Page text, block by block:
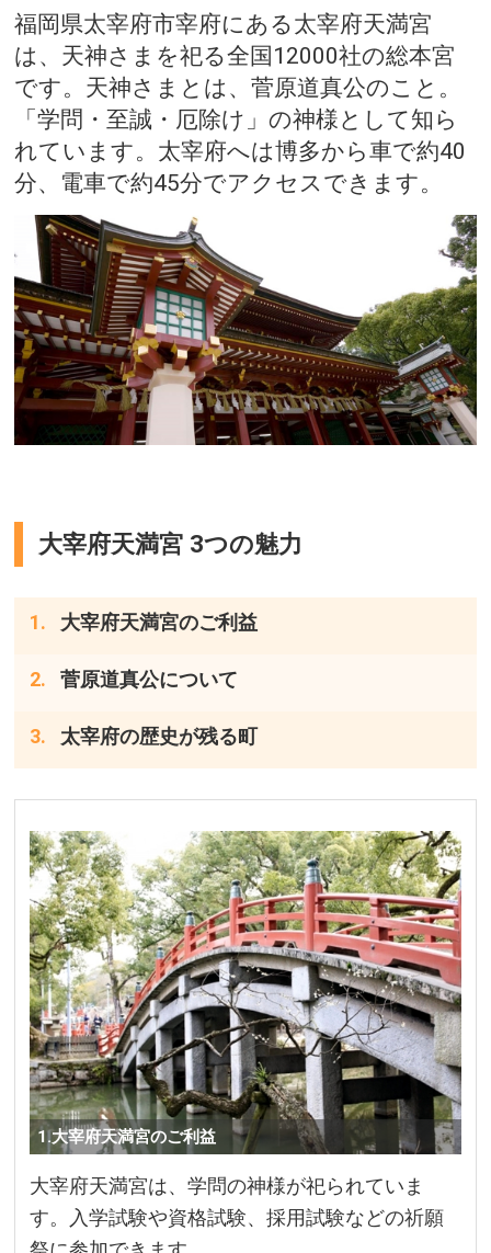
福岡県太宰府市宰府にある太宰府天満宮
は、天神さまを祀る全国12000社の総本宮
です。天神さまとは、菅原道真公のこと。
「学問・至誠・厄除け」の神様として知ら
れています。太宰府へは博多から車で約40
分、電車で約45分でアクセスできます。
大宰府天満宮 3つの魅力
大宰府天満宮のご利益
菅原道真公について
太宰府の歴史が残る町
1.大宰府天満宮のご利益
大宰府天満宮は、学問の神様が祀られていま
す。入学試験や資格試験、採用試験などの祈願